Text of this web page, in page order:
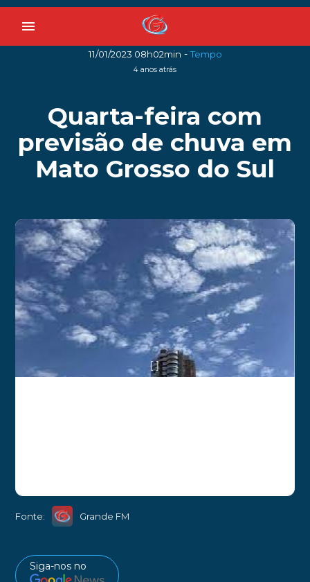
menu
11/01/2023 08h02min -Tempo
4 anos atrás
Quarta-feira com
previsão de chuva em
Mato Grosso do Sul
[ ]
Fonte: Grande FM
Siga-nos no